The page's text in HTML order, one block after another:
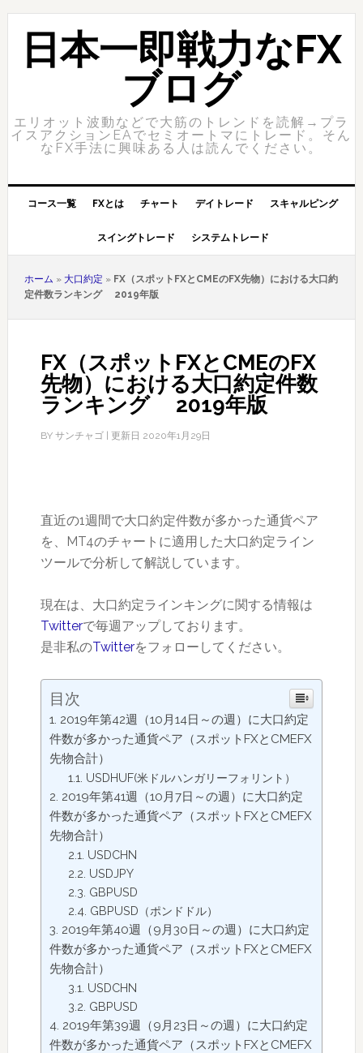
Skip
primary
navigation
Skip
content日本一即戦力なFX
ブログ
エリオット波動などで大筋のトレンドを読解→プラ
イスアクションEAでセミオートマにトレード。そん
なFX手法に興味ある人は読んでください。
コース一覧 FXとは チャート デイトレード スキャルピング
スイングトレード システムトレード
ホーム » 大口約定 » FX（スポットFXとCMEのFX先物）における大口約
定件数ランキング 2019年版
FX（スポットFXとCMEのFX
先物）における大口約定件数
ランキング 2019年版
BY サンチャゴ| 更新日 2020年1月29日
直近の1週間で大口約定件数が多かった通貨ペア
を、MT4のチャートに適用した大口約定ライン
ツールで分析して解説しています。
現在は、大口約定ラインキングに関する情報は
Twitterで毎週アップしております。
是非私のTwitterをフォローしてください。
目次
2019年第42週（10月14日～の週）に大口約定
件数が多かった通貨ペア（スポットFXとCMEFX
先物合計）
USDHUF(米ドルハンガリーフォリント）
2019年第41週（10月7日～の週）に大口約定
件数が多かった通貨ペア（スポットFXとCMEFX
先物合計）
USDCHN
USDJPY
GBPUSD
GBPUSD（ポンドドル）
2019年第40週（9月30日～の週）に大口約定
件数が多かった通貨ペア（スポットFXとCMEFX
先物合計）
USDCHN
GBPUSD
2019年第39週（9月23日～の週）に大口約定
件数が多かった通貨ペア（スポットFXとCMEFX